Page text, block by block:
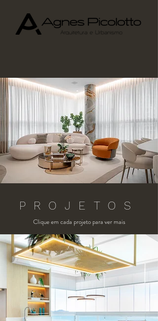
PROJETOS
Clique em cada projeto para ver mais